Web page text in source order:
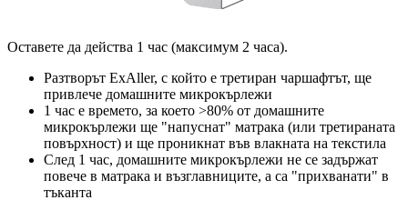
Оставете да действа 1 час (максимум 2 часа).
Разтворът ExAller, с който е третиран чаршафтът, ще
привлече домашните микрокърлежи
1 час е времето, за което >80% от домашните
микрокърлежи ще "напуснат" матрака (или третираната
повърхност) и ще проникнат във влакната на текстила
След 1 час, домашните микрокърлежи не се задържат
повече в матрака и възглавниците, а са "прихванати" в
тъканта